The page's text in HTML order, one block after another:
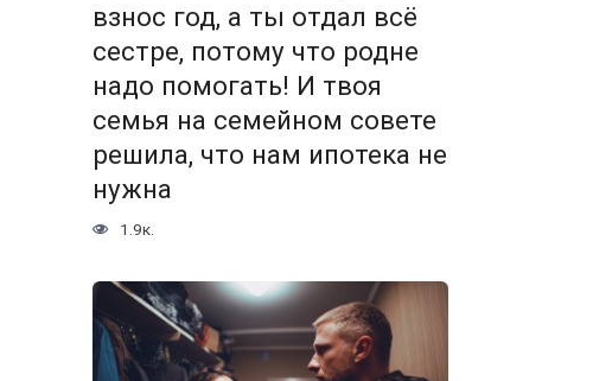
взнос год, а ты отдал всё
сестре, потому что родне
надо помогать! И твоя
семья на семейном совете
решила, что нам ипотека не
нужна
1.9к.